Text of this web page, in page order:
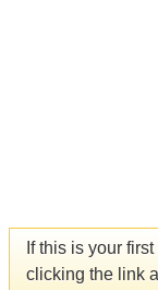
If this is your
clicking the link